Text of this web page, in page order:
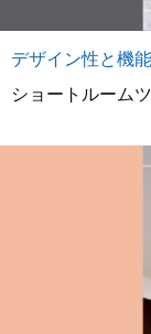
デザイン性と機
ショートルーム